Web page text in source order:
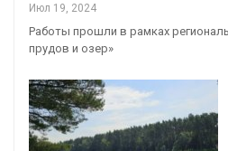
Июл 19, 2024
Работы прошли в рамках
прудов и озер»